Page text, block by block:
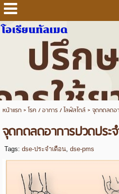
โอเรียนทัลเมด
หน้าแรก>โรค / อาการ / ไลฟ์สไตล์> จุดกดลดอ
จุดกดลดอาการปวดประ
Tags: dse-ประจำเดือน, dse-pms